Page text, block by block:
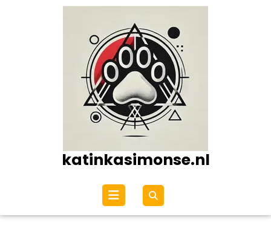
katinkasimonse.nl
Open
menu